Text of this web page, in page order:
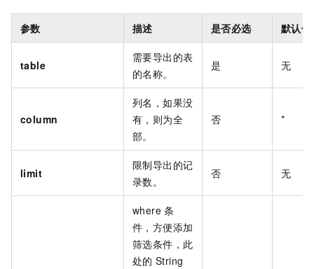
参数 描述 是否必选 默认值
table
需要导出的表
的名称。
是 无
column
列名，如果没
有，则为全
部。
否 *
limit
限制导出的记
录数。
否 无
where 条
件，方便添加
筛选条件，此
处的 String